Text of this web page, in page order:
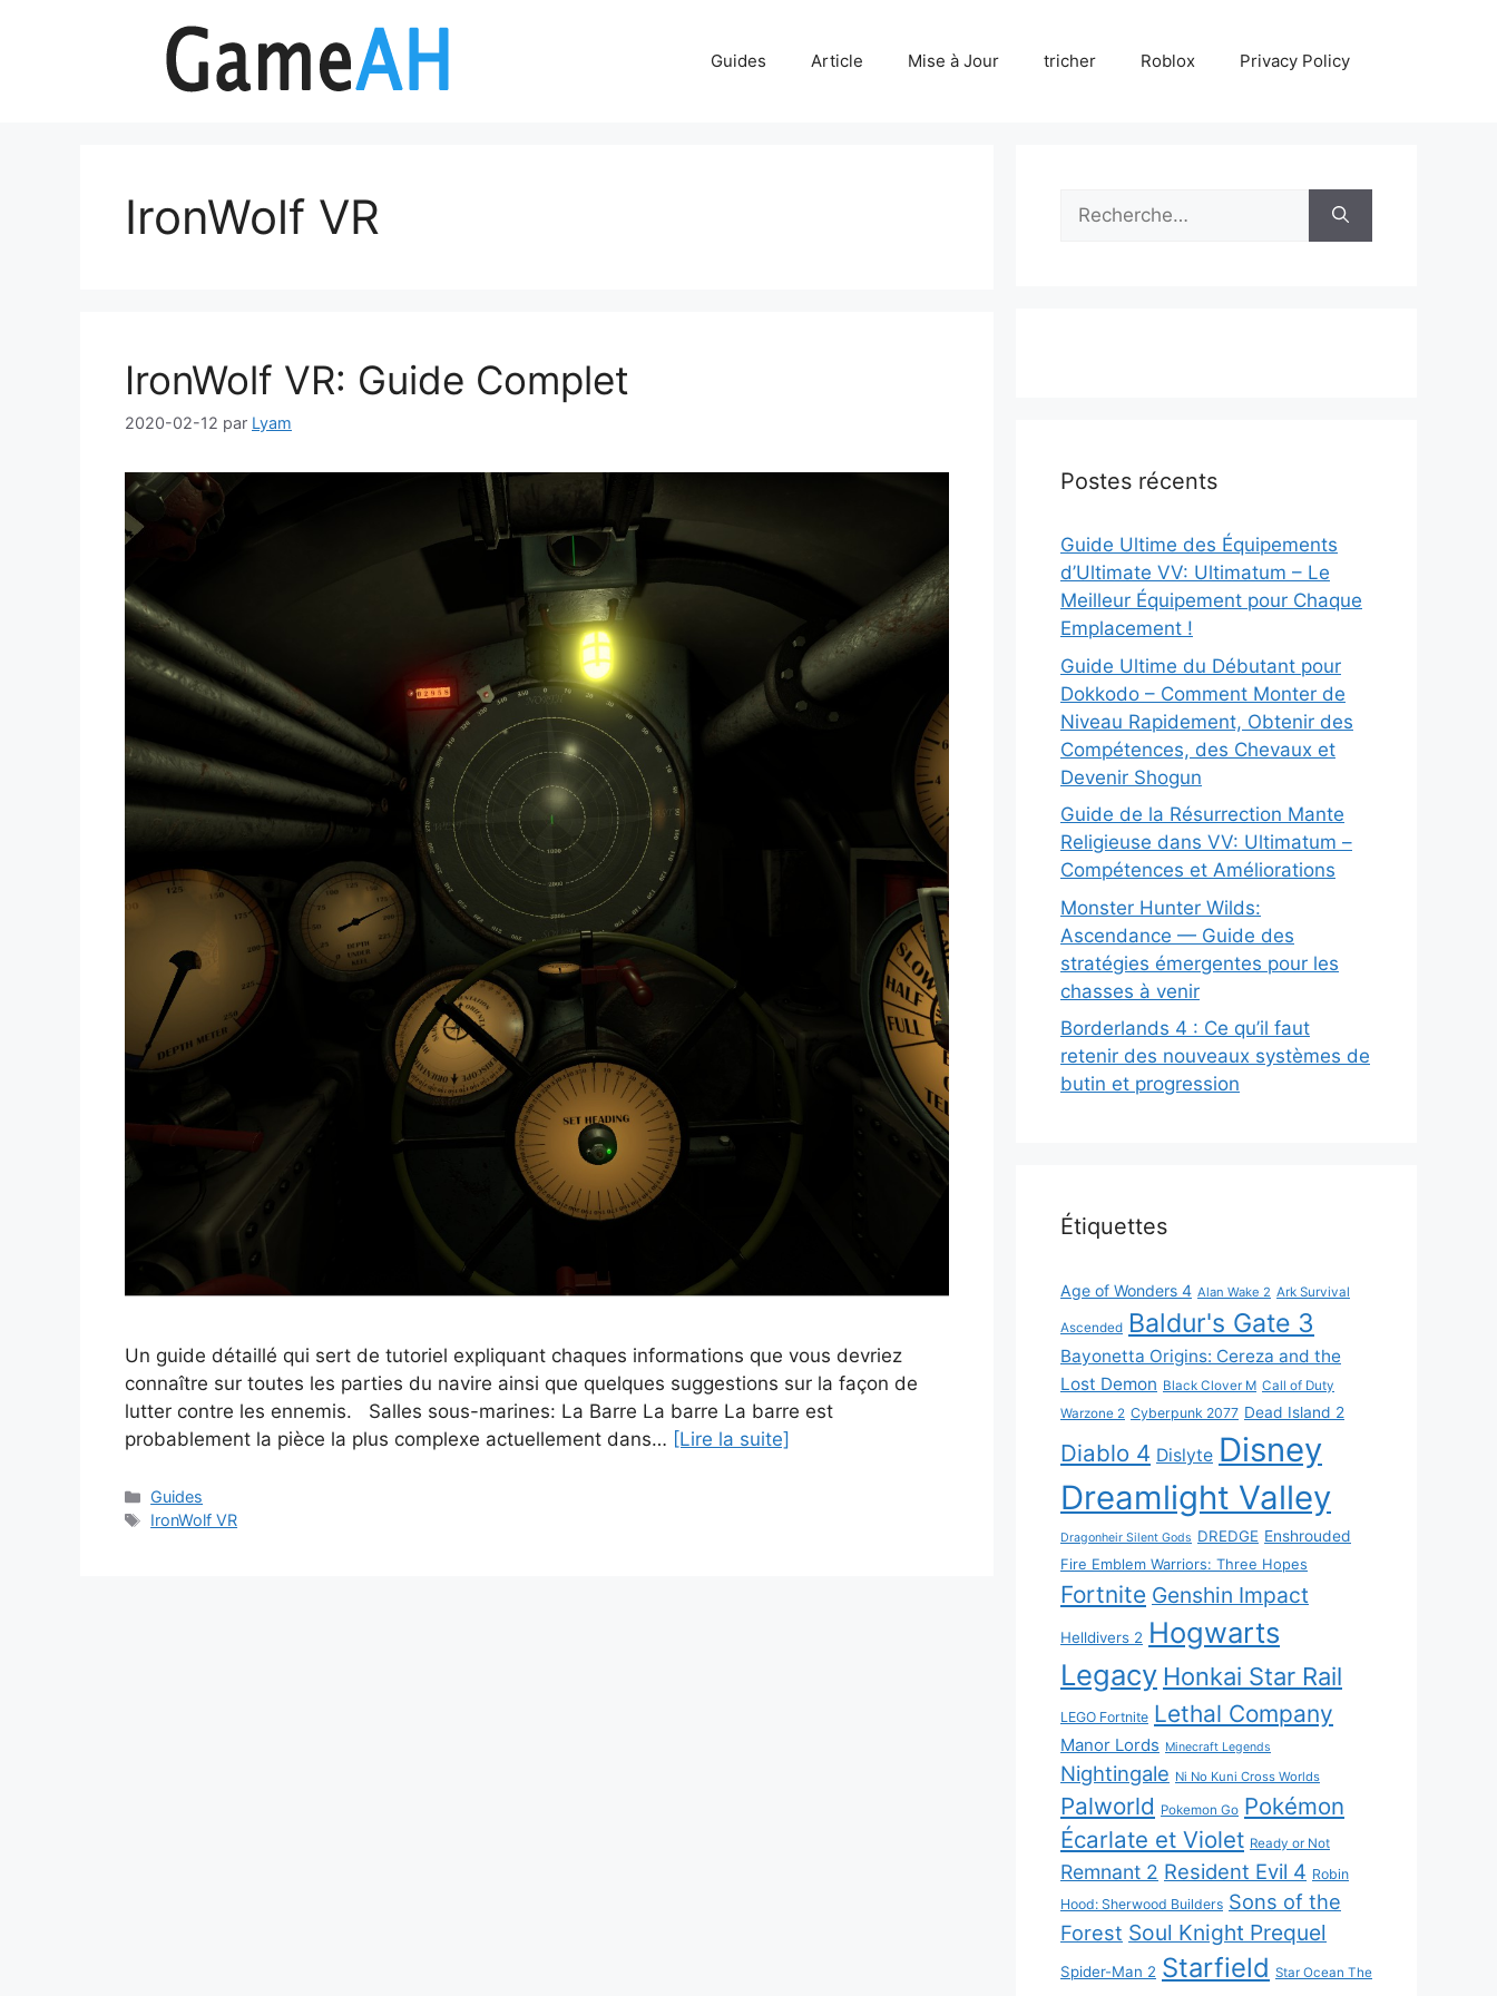
Guides Article Mise à Jour tricher Roblox Privacy Policy
IronWolf VR
IronWolf VR: Guide Complet
2020-02-12 par Lyam
Un guide détaillé qui sert de tutoriel expliquant chaques informations que vous devriez
connaître sur toutes les parties du navire ainsi que quelques suggestions sur la façon de
lutter contre les ennemis. Salles sous-marines: La Barre La barre La barre est
probablement la pièce la plus complexe actuellement dans… [Lire la suite]
Catégories
Guides
Étiquettes
IronWolf VR
Rechercher :
Postes récents
Guide Ultime des Équipements
d’Ultimate VV: Ultimatum – Le
Meilleur Équipement pour Chaque
Emplacement !
Guide Ultime du Débutant pour
Dokkodo – Comment Monter de
Niveau Rapidement, Obtenir des
Compétences, des Chevaux et
Devenir Shogun
Guide de la Résurrection Mante
Religieuse dans VV: Ultimatum –
Compétences et Améliorations
Monster Hunter Wilds:
Ascendance — Guide des
stratégies émergentes pour les
chasses à venir
Borderlands 4 : Ce qu’il faut
retenir des nouveaux systèmes de
butin et progression
Étiquettes
Age of Wonders 4 Alan Wake 2 Ark Survival
Ascended Baldur's Gate 3
Bayonetta Origins: Cereza and the
Lost Demon Black Clover M Call of Duty
Warzone 2 Cyberpunk 2077 Dead Island 2
Diablo 4 Dislyte Disney
Dreamlight Valley
Dragonheir Silent Gods DREDGE Enshrouded
Fire Emblem Warriors: Three Hopes
Fortnite Genshin Impact
Helldivers 2 Hogwarts
Legacy Honkai Star Rail
LEGO Fortnite Lethal Company
Manor Lords Minecraft Legends
Nightingale Ni No Kuni Cross Worlds
Palworld Pokemon Go Pokémon
Écarlate et Violet Ready or Not
Remnant 2 Resident Evil 4 Robin
Hood: Sherwood Builders Sons of the
Forest Soul Knight Prequel
Spider-Man 2 Starfield Star Ocean The